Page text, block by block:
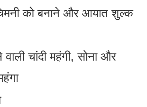
को बनाने और आयात शुल्‍क
चांदी महंगी, सोना और